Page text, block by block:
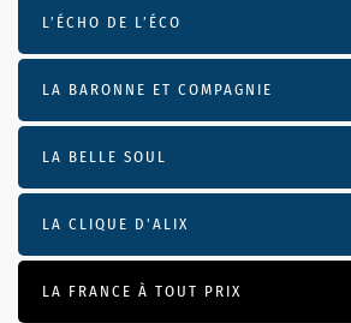
L’ÉCHO DE L’ÉCO
LA BARONNE ET COMPAGNIE
LA BELLE SOUL
LA CLIQUE D'ALIX
LA FRANCE À TOUT PRIX